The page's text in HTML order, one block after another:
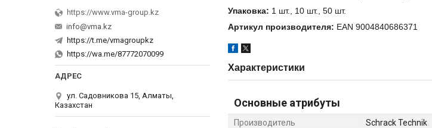
Упаковка: 1 шт., 10 шт., 50 шт.
Артикул производителя: EAN 9004840686371
Характеристики
Основные атрибуты
Производитель Schrack Technik
https://www.vma-group.kz
info@vma.kz
https://t.me/vmagroupkz
https://wa.me/87772070099
ул. Садовникова 15, Алматы,
Казахстан